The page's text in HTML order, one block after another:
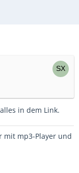
in dem Link.
mit mp3-Player und